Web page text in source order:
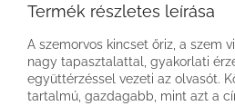
Termék részletes leírása
A szemorvos kincset őriz, a szem
nagy tapasztalattal, gyakorlati
együttérzéssel vezeti az olvasót.
tartalmú, gazdagabb, mint azt a